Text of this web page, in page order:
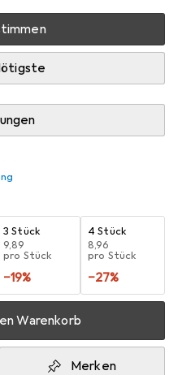
22.8. geliefert
beim Lieferanten
3 Stück
EUR
9,89
pro Stück
−19%
4 Stück
EUR
8,96
pro Stück
−27%
Warenkorb
Merken